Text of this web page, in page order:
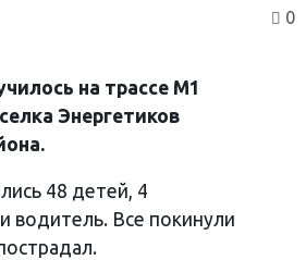
0
на трассе М1
Энергетиков
48 детей, 4
Все покинули